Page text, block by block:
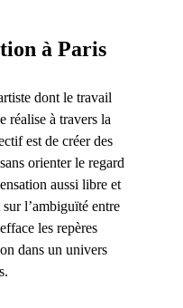
à Paris
dont le travail
réalise à travers la
est de créer des
orienter le regard
aussi libre et
l’ambiguïté entre
les repères
dans un univers